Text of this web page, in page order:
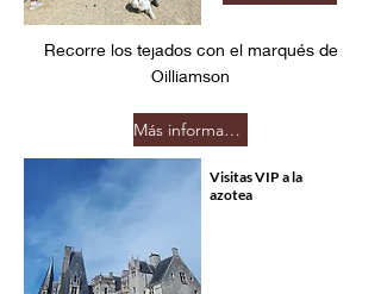
Recorre los tejados con el marqués de
Oilliamson
Más información
Visitas VIP a la
azotea